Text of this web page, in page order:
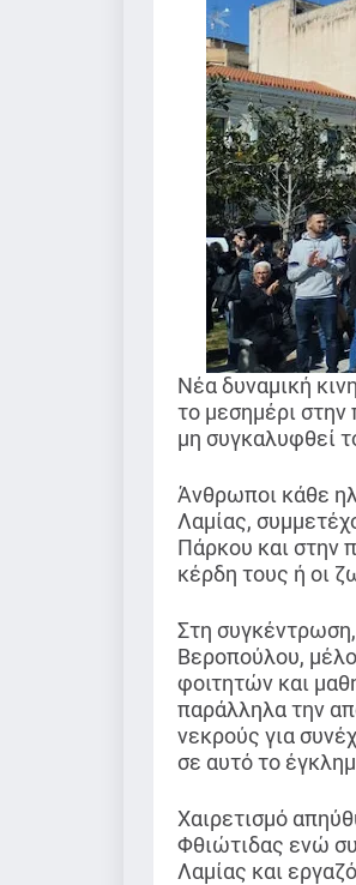
Νέα δυναμική
το μεσημέρι στην
μη συγκαλυφθεί
Άνθρωποι κάθε
Λαμίας,
Πάρκου και στην
κέρδη τους ή οι
Στη
Βεροπούλου,
φοιτητών και
παράλληλα την
νεκρούς για
σε αυτό το
Χαιρετισμό
Φθιώτιδας ενώ
Λαμίας και